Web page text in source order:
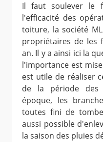
Il faut soulever le
l'efficacité des
toiture, la société
propriétaires de les
an. Il y a ainsi ici la
l'importance est
est utile de réaliser
de la période des
époque, les
toutes fini de
aussi possible
la saison des pluies